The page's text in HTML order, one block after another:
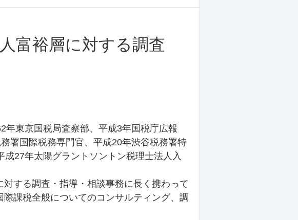
富裕層に対する調査
東京国税局査察部、平成3年国税庁広報
署国際税務専門官、平成20年渋谷税務署特
27年太陽グラントソントン税理士法人入
する調査・指導・相談事務に長く携わって
課税全般についてのコンサルティング、調